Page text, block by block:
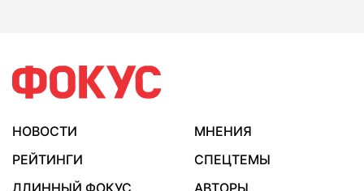
НОВОСТИ
МНЕНИЯ
РЕЙТИНГИ
СПЕЦТЕМЫ
ДЛИННЫЙ ФОКУС
АВТОРЫ